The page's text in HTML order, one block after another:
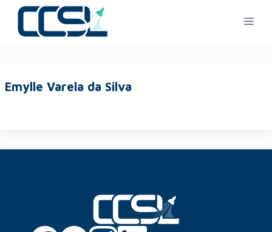
Emylle Varela da Silva